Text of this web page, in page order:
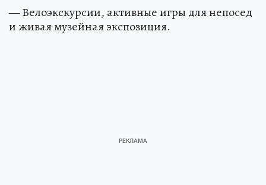
— Велоэкскурсии, активные игры для непосед
и живая музейная экспозиция.